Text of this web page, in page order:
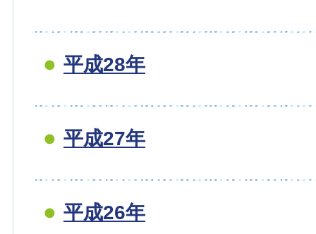
平成28年
平成27年
平成26年